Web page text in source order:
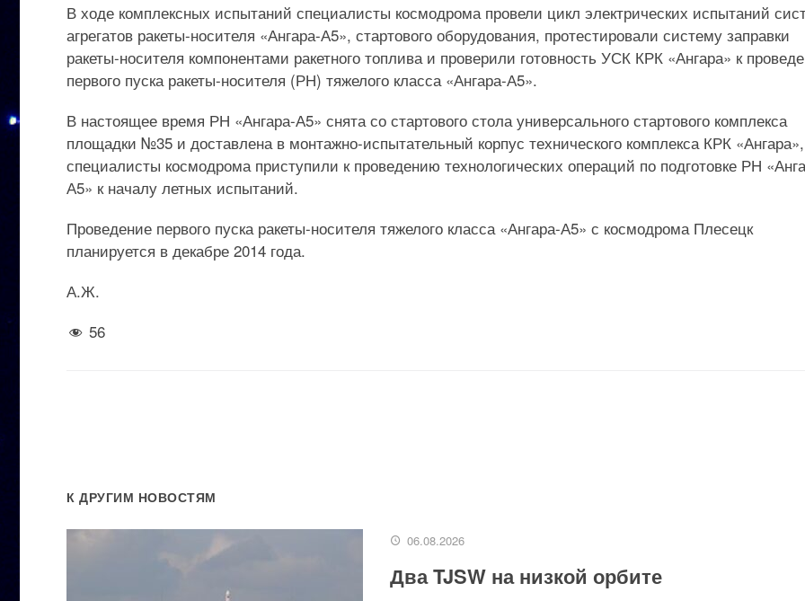
В ходе комплексных испытаний специалисты космодрома провели цикл электрических испытаний
агрегатов ракеты-носителя «Ангара-А5», стартового оборудования, протестировали систему заправки
ракеты-носителя компонентами ракетного топлива и проверили готовность УСК КРК «Ангара» к
первого пуска ракеты-носителя (РН) тяжелого класса «Ангара-А5».
В настоящее время РН «Ангара-А5» снята со стартового стола универсального стартового комплекса
площадки №35 и доставлена в монтажно-испытательный корпус технического комплекса КРК
специалисты космодрома приступили к проведению технологических операций по подготовке РН
А5» к началу летных испытаний.
Проведение первого пуска ракеты-носителя тяжелого класса «Ангара-А5» с космодрома Плесецк
планируется в декабре 2014 года.
А.Ж.
56
К ДРУГИМ НОВОСТЯМ
06.08.2026
Два TJSW на низкой орбите